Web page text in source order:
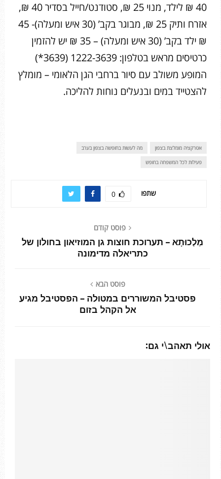
40 ₪ לילד, מנוי 25 ₪, סטודנט/חייל בסדיר 40 ₪,
אזרח ותיק 25 ₪, מבוגר בקב’ (30 איש ומעלה)- 45
₪ ילד בקב’ (30 איש ומעלה) – 35 ₪ יש להזמין
כרטיסים מראש בטלפון: 1222-3639 (3639*)
המופע משולב עם סיור ברחבי הגן הלאומי – מומלץ
להצטייד במים ובנעלים נוחות להליכה.
אטרקציה מומלצת בצפון מה לעשות בחופשה בצפון בערב
פעילות לכל המשפחה בחופש
שתפו 0
פוסט קודם
מַלְכוּתָא – תערוכת חוצות גן המוזיאון בחולון של
כתריאלה מדימונה
פוסט הבא
פסטיבל המשוררים במטולה – הפסטיבל מגיע
אל הקהל בזום
אולי תאהב\י גם: